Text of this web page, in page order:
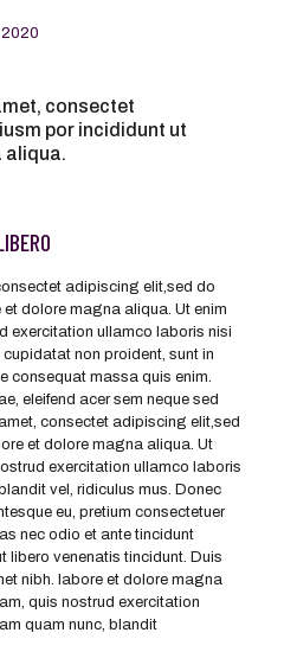
consectet
por incididunt ut
aliqua.
adipiscing elit,sed do
dolore magna aliqua. Ut enim
exercitation ullamco laboris nisi
non proident, sunt in
consequat massa quis enim.
eleifend acer sem neque sed
consectet adipiscing elit,sed
et dolore magna aliqua. Ut
exercitation ullamco laboris
vel, ridiculus mus. Donec
eu, pretium consectetuer
nec odio et ante tincidunt
libero venenatis tincidunt. Duis
nibh. labore et dolore magna
quis nostrud exercitation
quam nunc, blandit